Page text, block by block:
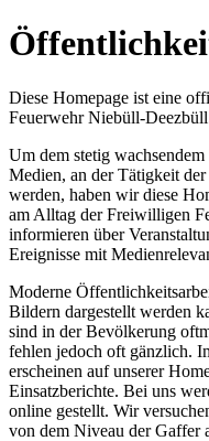
Diese Homepage ist eine
Feuerwehr Niebüll-
Um dem stetig
Medien, an der Tätigkeit
werden, haben wir diese
am Alltag der Freiwilligen
informieren über
Ereignisse mit
Moderne
Bildern dargestellt werden
sind in der Bevölkerung
fehlen jedoch oft gänzlich.
erscheinen auf unserer
Einsatzberichte. Bei uns
online gestellt. Wir
von dem Niveau der Gaffer